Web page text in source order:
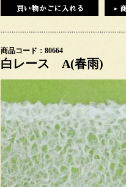
商品コード：80664
白レース A(春雨)